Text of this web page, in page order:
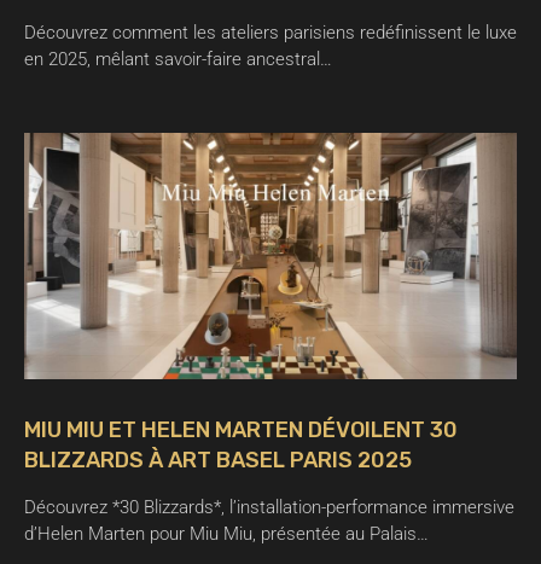
Découvrez comment les ateliers parisiens redéfinissent le luxe
en 2025, mêlant savoir-faire ancestral…
MIU MIU ET HELEN MARTEN DÉVOILENT 30
BLIZZARDS À ART BASEL PARIS 2025
Découvrez *30 Blizzards*, l’installation-performance immersive
d’Helen Marten pour Miu Miu, présentée au Palais…